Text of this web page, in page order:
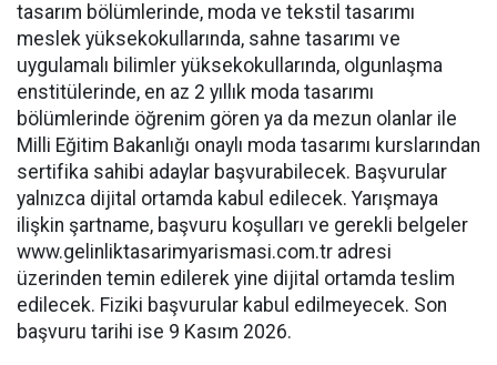
tasarım bölümlerinde, moda ve tekstil tasarımı
meslek yüksekokullarında, sahne tasarımı ve
uygulamalı bilimler yüksekokullarında, olgunlaşma
enstitülerinde, en az 2 yıllık moda tasarımı
bölümlerinde öğrenim gören ya da mezun olanlar ile
Milli Eğitim Bakanlığı onaylı moda tasarımı kurslarından
sertifika sahibi adaylar başvurabilecek. Başvurular
yalnızca dijital ortamda kabul edilecek. Yarışmaya
ilişkin şartname, başvuru koşulları ve gerekli belgeler
www.gelinliktasarimyarismasi.com.tr adresi
üzerinden temin edilerek yine dijital ortamda teslim
edilecek. Fiziki başvurular kabul edilmeyecek. Son
başvuru tarihi ise 9 Kasım 2026.